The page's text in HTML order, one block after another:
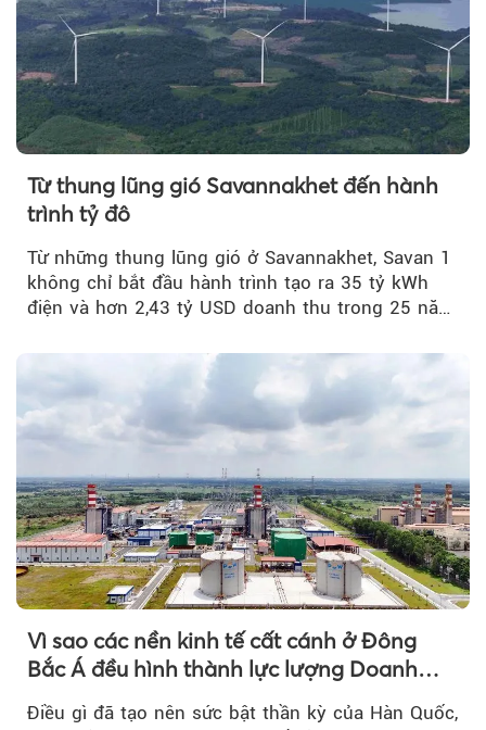
Từ thung lũng gió Savannakhet đến hành
trình tỷ đô
Từ những thung lũng gió ở Savannakhet, Savan 1
không chỉ bắt đầu hành trình tạo ra 35 tỷ kWh
điện và hơn 2,43 tỷ USD doanh thu trong 25 năm
Vì sao các nền kinh tế cất cánh ở Đông
Bắc Á đều hình thành lực lượng Doanh
nghiệp Quốc gia?
Điều gì đã tạo nên sức bật thần kỳ của Hàn Quốc,